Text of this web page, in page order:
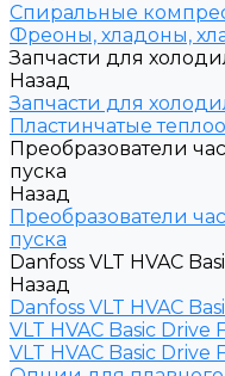
Спиральные
Фреоны, хладоны,
Запчасти для
Назад
Запчасти для
Пластинчатые
Преобразователи
пуска
Назад
Преобразователи
пуска
Danfoss VLT HVAC
Назад
Danfoss VLT HVAC
VLT HVAC Basic Drive
VLT HVAC Basic Drive